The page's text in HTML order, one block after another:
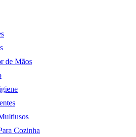
de Mãos
Cozinha